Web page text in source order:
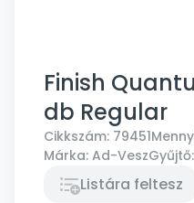
Finish
db Regular
Cikkszám: 79451
Márka: Ad-VeszGyűjtő:
Listára feltesz